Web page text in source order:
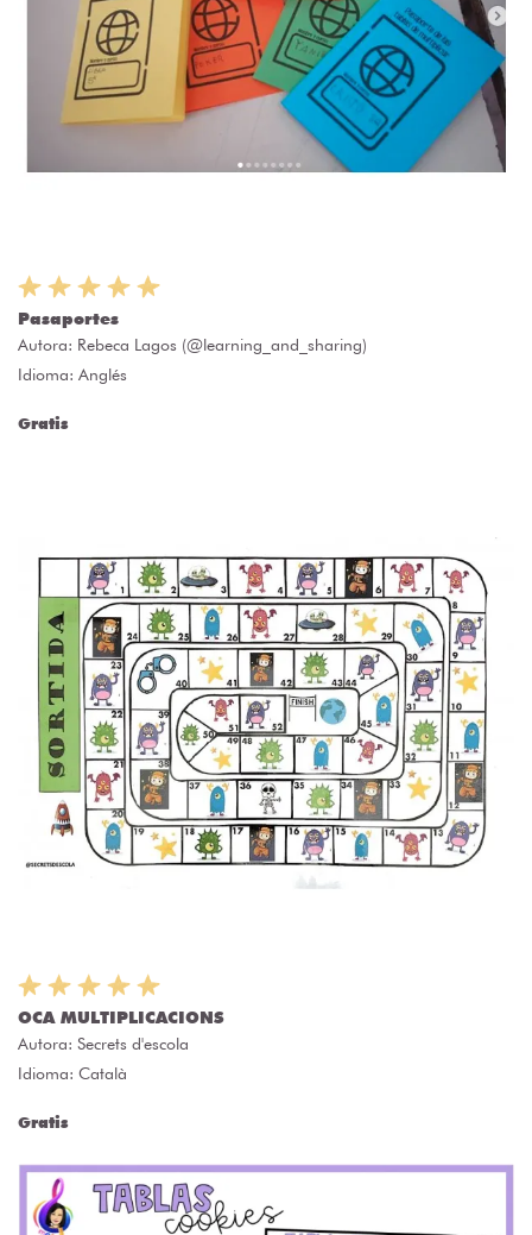
Pasaportes
Autora: Rebeca Lagos (@learning_and_sharing)
Idioma: Anglés
Gratis
OCA MULTIPLICACIONS
Autora: Secrets d'escola
Idioma: Català
Gratis